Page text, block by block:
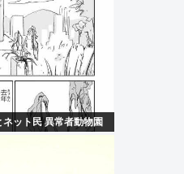
ネット民 異常者動物園